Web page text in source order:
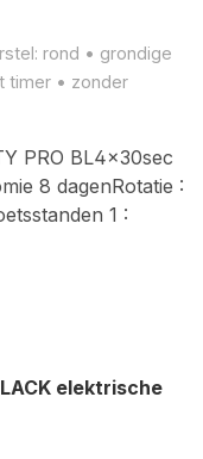
rond • grondige
timer • zonder
PRO BL4x30sec
8 dagenRotatie :
1 :
elektrische